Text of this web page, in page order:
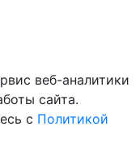
веб-аналитики
сайта.
с Политикой